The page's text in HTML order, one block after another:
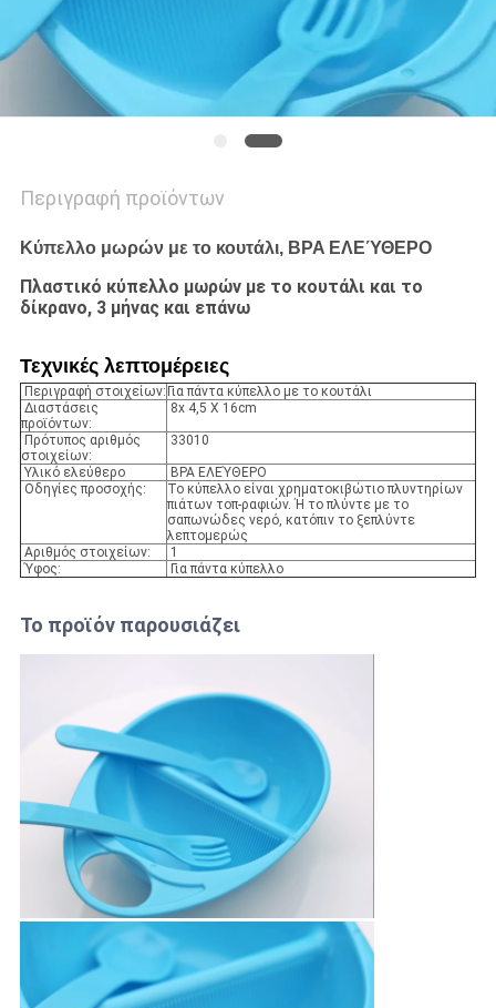
Περιγραφή προϊόντων
Κύπελλο μωρών με το κουτάλι, BPA ΕΛΕΎΘΕΡΟ
Πλαστικό κύπελλο μωρών με το κουτάλι και το
δίκρανο, 3 μήνας και επάνω
Τεχνικές λεπτομέρειες
Περιγραφή στοιχείων: Για πάντα κύπελλο με το κουτάλι
Διαστάσεις
προϊόντων:
8x 4,5 X 16cm
Πρότυπος αριθμός
στοιχείων:
33010
Υλικό ελεύθερο
BPA ΕΛΕΎΘΕΡΟ
Οδηγίες προσοχής:
Το κύπελλο είναι χρηματοκιβώτιο πλυντηρίων
πιάτων τοπ-ραφιών. Ή το πλύντε με το
σαπωνώδες νερό, κατόπιν το ξεπλύντε
λεπτομερώς
Αριθμός στοιχείων:
1
Ύφος:
Για πάντα κύπελλο
Το προϊόν παρουσιάζει